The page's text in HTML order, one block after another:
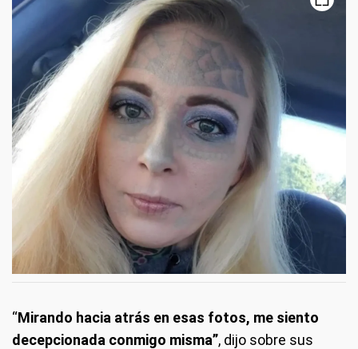
“Mirando hacia atrás en esas fotos, me siento
decepcionada conmigo misma”, dijo sobre sus